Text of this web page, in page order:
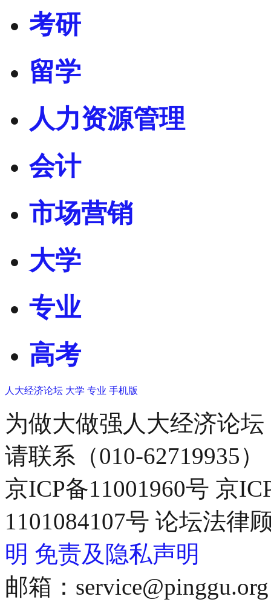
考研
留学
人力资源管理
会计
市场营销
大学
专业
高考
人大经济论坛 大学 专业 手机版
为做大做强人大经济论
请联系（010-62719935）
京ICP备11001960号 京
1101084107号 论坛法律
明 免责及隐私声明
邮箱：service@pinggu.org